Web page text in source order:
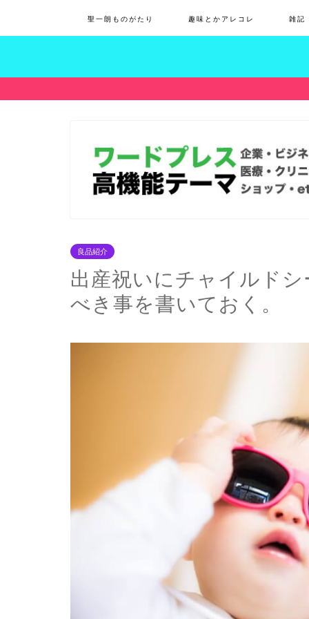
聖一朗ものがたり 趣味とかアレコレ 雑記
良品紹介
出産祝いにチャイルド
べき事を書いておく。